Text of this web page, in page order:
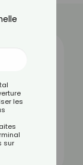
les
sur